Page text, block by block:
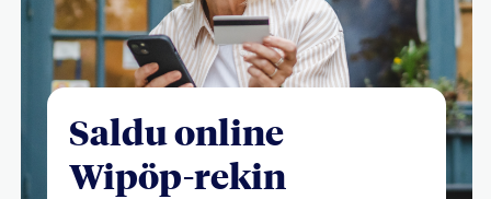
Saldu online
Wipöp-rekin